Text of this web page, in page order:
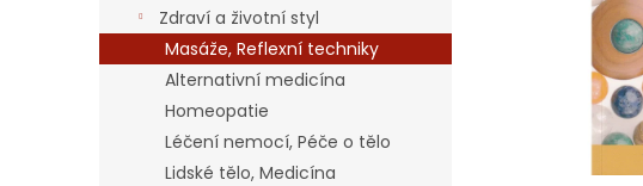
e
l
Zdraví a životní styl
Masáže, Reflexní techniky
Alternativní medicína
Homeopatie
Léčení nemocí, Péče o tělo
Lidské tělo, Medicína